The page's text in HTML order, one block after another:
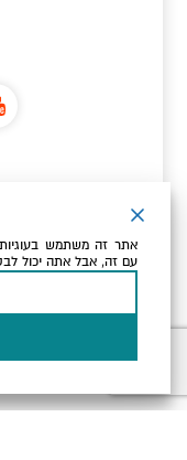
כתובת הדוא"ל שלך
אני מאשר/ת
אתר זה משתמש
עם זה, אבל אתה יכול